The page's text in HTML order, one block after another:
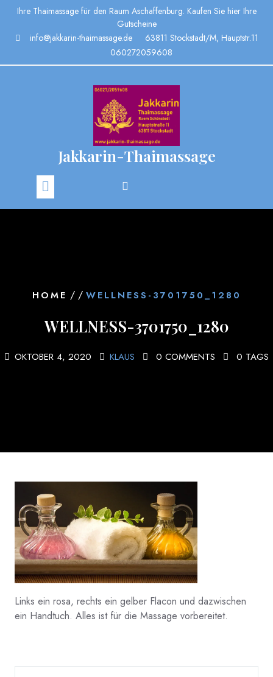
Ihre Thaimassage für den Raum Aschaffenburg. Kaufen Sie hier Ihre
Gutscheine
info@jakkarin-thaimassage.de
63811 Stockstadt/M, Hauptstr.11
060272059608
Jakkarin-Thaimassage
HOME / / WELLNESS-3701750_1280
WELLNESS-3701750_1280
OKTOBER 4, 2020 KLAUS 0 COMMENTS 0 TAGS
Links ein rosa, rechts ein gelber Flacon und dazwischen
ein Handtuch. Alles ist für die Massage vorbereitet.